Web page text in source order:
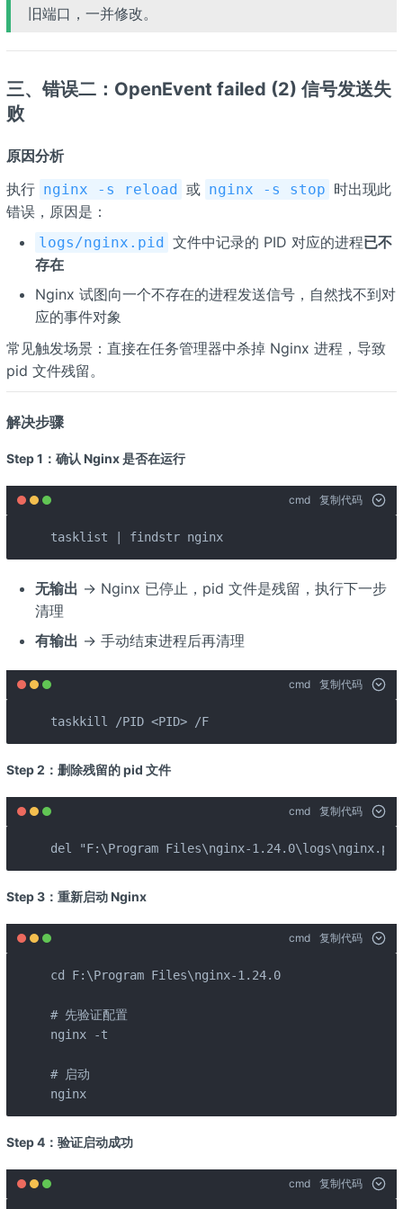
旧端口，一并修改。
三、错误二：OpenEvent failed (2) 信号发送失
败
原因分析
执行 nginx -s reload 或 nginx -s stop 时出现此
错误，原因是：
logs/nginx.pid 文件中记录的 PID 对应的进程已不
存在
Nginx 试图向一个不存在的进程发送信号，自然找不到对
应的事件对象
常见触发场景：直接在任务管理器中杀掉 Nginx 进程，导致
pid 文件残留。
解决步骤
Step 1：确认 Nginx 是否在运行
cmd 复制代码
tasklist | findstr nginx
无输出 → Nginx 已停止，pid 文件是残留，执行下一步
清理
有输出 → 手动结束进程后再清理
cmd 复制代码
taskkill /PID <PID> /F
Step 2：删除残留的 pid 文件
cmd 复制代码
del "F:\Program Files\nginx-
Step 3：重新启动 Nginx
cmd 复制代码
cd F:\Program Files\nginx-1.24.0
# 先验证配置
nginx -t
# 启动
nginx
Step 4：验证启动成功
cmd 复制代码